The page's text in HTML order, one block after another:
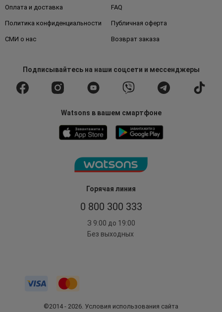
Горячая линия
0 800 300 333
З 9:00 до 19:00
Без выходных
Оплата и доставка FAQ
Политика конфиденциальности Публичная оферта
СМИ о нас Возврат заказа
Подписывайтесьна наши соцсети и мессенджеры
Watsons в вашем смартфоне
©2014 - 2026. Условия использования сайта